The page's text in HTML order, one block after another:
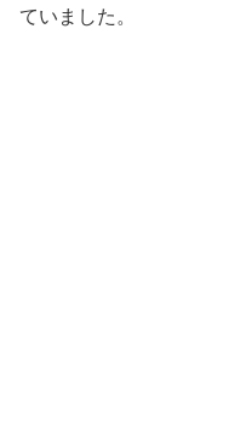
ていました。